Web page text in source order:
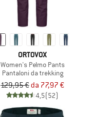
ORTOVOX
Women's Pelmo Pants
Pantaloni da trekking
129,95 € da 77,97 €
4,5(52)